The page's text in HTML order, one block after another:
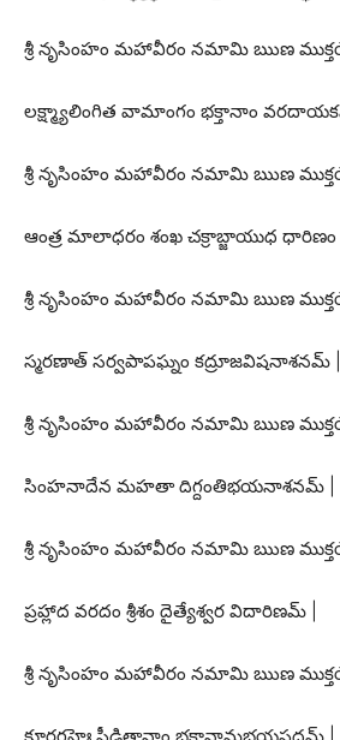
శ్రీ నృసింహం మహావీరం నమామి ఋణ
లక్ష్మ్యాలింగిత వామాంగం భక్తానాం
శ్రీ నృసింహం మహావీరం నమామి ఋణ
ఆంత్ర మాలాధరం శంఖ చక్రాబ్జాయుధ ధారిణం |
శ్రీ నృసింహం మహావీరం నమామి ఋణ
స్మరణాత్ సర్వపాపఘ్నం కద్రూజవిషనాశనమ్ |
శ్రీ నృసింహం మహావీరం నమామి ఋణ
సింహనాదేన మహతా దిగ్దంతిభయనాశనమ్ |
శ్రీ నృసింహం మహావీరం నమామి ఋణ
ప్రహ్లాద వరదం శ్రీశం దైత్యేశ్వర విదారిణమ్ |
శ్రీ నృసింహం మహావీరం నమామి ఋణ